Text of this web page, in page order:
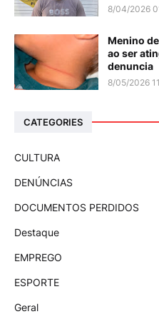
8/04/2026
Menino
ao ser
denuncia
8/05/2026
CATEGORIES
CULTURA
DENÚNCIAS
DOCUMENTOS PERDIDOS
Destaque
EMPREGO
ESPORTE
Geral